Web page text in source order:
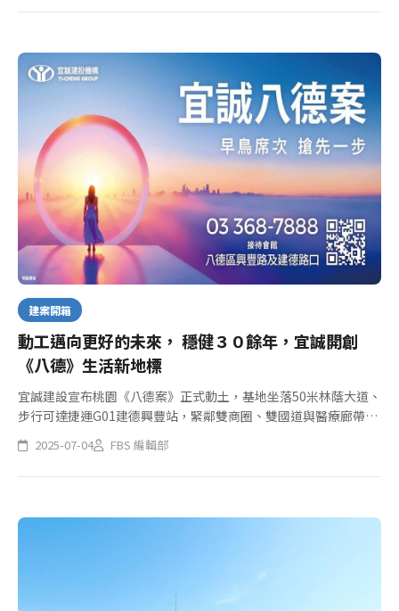
建案開箱
動工邁向更好的未來， 穩健３０餘年，宜誠開創
《八德》生活新地標
宜誠建設宣布桃園《八德案》正式動土，基地坐落50米林蔭大道、
步行可達捷運G01建德興豐站，緊鄰雙商圈、雙國道與醫療廊帶。
秉持穩健品牌精神，打造結合交通、綠意、教育與健康資源的下一
站生活新地標。
2025-07-04 FBS 編輯部